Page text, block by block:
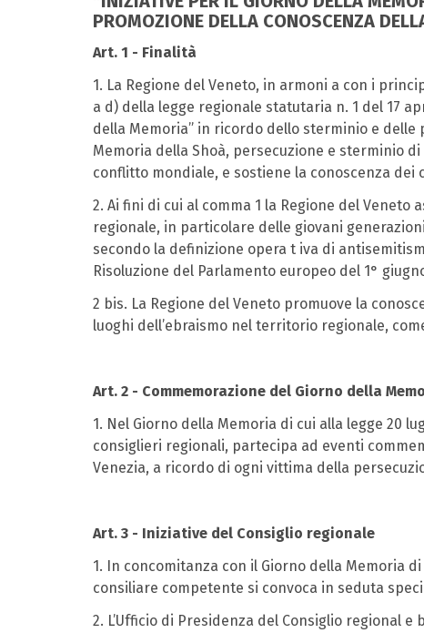
PROMOZIONE DELLA CONOSCENZA
Art. 1 - Finalità
1. La Regione del Veneto, in armoni a con i
a d) della legge regionale statutaria n. 1 del 17
della Memoria” in ricordo dello sterminio e
Memoria della Shoà, persecuzione e sterminio
conflitto mondiale, e sostiene la conoscenza
2. Ai fini di cui al comma 1 la Regione del
regionale, in particolare delle giovani
secondo la definizione opera t iva di
Risoluzione del Parlamento europeo del 1°
2 bis. La Regione del Veneto promuove la
luoghi dell’ebraismo nel territorio regionale,
Art. 2 - Commemorazione del Giorno della
1. Nel Giorno della Memoria di cui alla legge 20
consiglieri regionali, partecipa ad eventi
Venezia, a ricordo di ogni vittima della
Art. 3 - Iniziative del Consiglio regionale
1. In concomitanza con il Giorno della Memoria
consiliare competente si convoca in seduta
2. L’Ufficio di Presidenza del Consiglio regional